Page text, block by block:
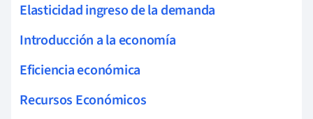
Elasticidad ingreso de la demanda
Introducción a la economía
Eficiencia económica
Recursos Económicos